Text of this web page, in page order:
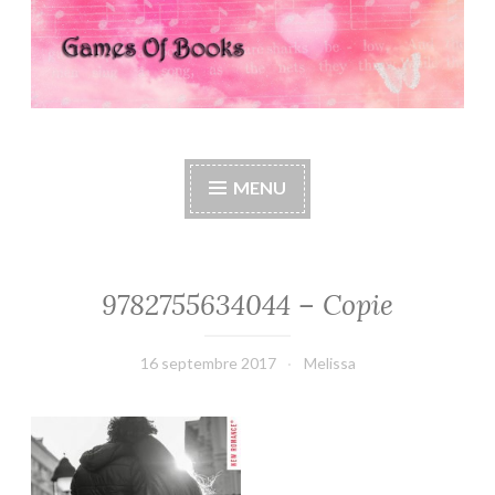
Games Of Books
MENU
9782755634044 – Copie
16 septembre 2017 Melissa